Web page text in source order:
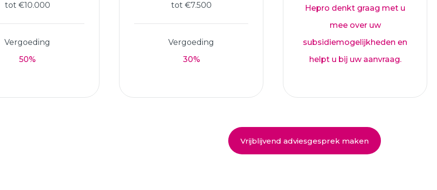
tot €10.000
Vergoeding
50%
tot €7.500
Vergoeding
30%
Hepro denkt graag met u
mee over uw
subsidiemogelijkheden en
helpt u bij uw aanvraag.
Vrijblijvend adviesgesprek maken